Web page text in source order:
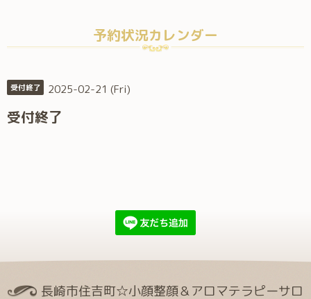
予約状況カレンダー
受付終了 2025-02-21 (Fri)
受付終了
長崎市住吉町☆小顔整顔＆アロマテラピーサロ